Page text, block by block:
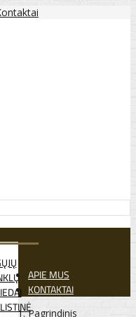
APIE MUS
KONTAKTAI
Pagrindinis